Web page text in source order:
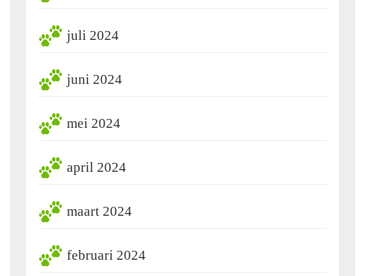
juli 2024
juni 2024
mei 2024
april 2024
maart 2024
februari 2024